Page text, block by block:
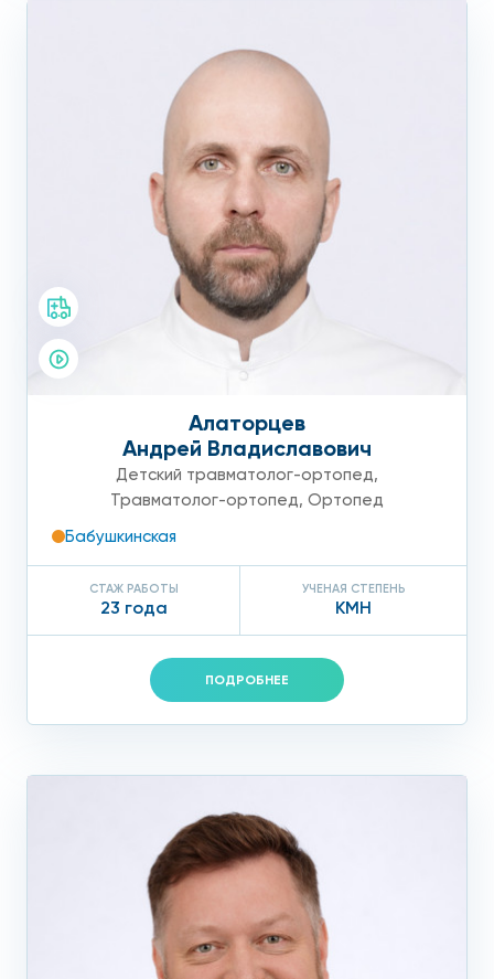
Алаторцев
Андрей Владиславович
Детский травматолог-ортопед,
Травматолог-ортопед, Ортопед
Бабушкинская
СТАЖ РАБОТЫ
23 года
УЧЕНАЯ СТЕПЕНЬ
КМН
ПОДРОБНЕЕ